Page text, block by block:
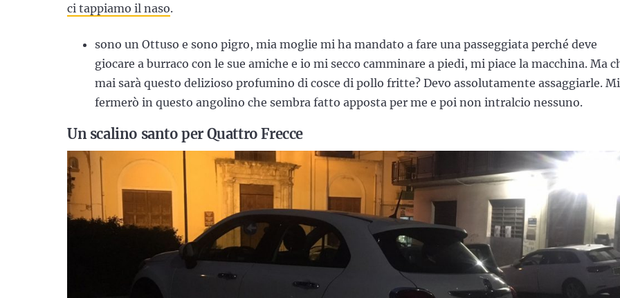
ci tappiamo il naso.
sono un Ottuso e sono pigro, mia moglie mi ha mandato a fare una passeggiata perché deve
giocare a burraco con le sue amiche e io mi secco camminare a piedi, mi piace la macchina. Ma
mai sarà questo delizioso profumino di cosce di pollo fritte? Devo assolutamente assaggiarle. Mi
fermerò in questo angolino che sembra fatto apposta per me e poi non intralcio nessuno.
Un scalino santo per Quattro Frecce